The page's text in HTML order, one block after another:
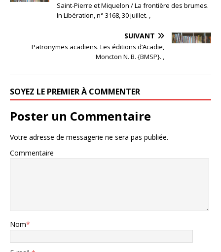
Saint-Pierre et Miquelon / La frontière des brumes.
In Libération, n° 3168, 30 juillet. ,
SUIVANT
Patronymes acadiens. Les éditions d’Acadie,
Moncton N. B. {BMSP}. ,
SOYEZ LE PREMIER À COMMENTER
Poster un Commentaire
Votre adresse de messagerie ne sera pas publiée.
Commentaire
Nom*